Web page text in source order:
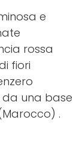
e
rossa
fiori
una base
.